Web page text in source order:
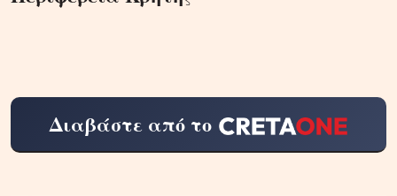
Διαβάστε από το